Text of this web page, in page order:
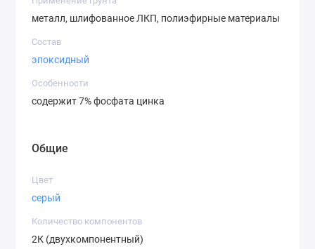
металл, шлифованное ЛКП, полиэфирные материалы
Состав
эпоксидный
Особенности
содержит 7% фосфата цинка
Общие
Цвет
серый
Количество компонентов
2К (двухкомпонентный)